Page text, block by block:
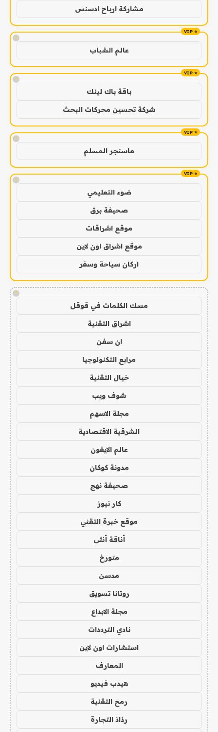
مشاركة ارباح ادسنس
!
عالم الشباب
!
باقة باك لينك
شركة تحسين محركات البحث
!
ماسنجر المسلم
!
ضوء التعليمي
صحيفة برق
موقع اشراقات
موقع اشراق اون لاين
اركان سياحة وسفر
!
مسك الكلمات في قوقل
اشراق التقنية
ان سفن
مرابع التكنولوجيا
خيال التقنية
شوف ويب
مجلة الاسهم
الشرقية الاقتصادية
عالم الايفون
مدونة كوكان
صحيفة نهج
كار نيوز
موقع خبرة التقني
أناقة أنثى
متورخ
مدسن
روتانا تسويق
مجلة الابداع
نادي الترددات
استشارات اون لاين
المعارف
هيدب فيديو
رمح التقنية
رذاذ التجارة